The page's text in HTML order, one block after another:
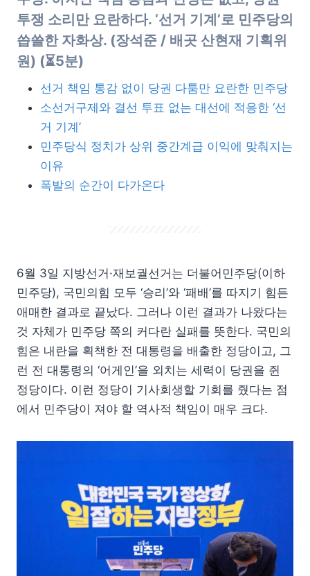
투쟁 소리만 요란하다. ‘선거 기계’로 민주당의
씁쓸한 자화상. (장석준 / 배곳 산현재 기획위
원) (⏳5분)
선거 책임 통감 없이 당권 다툼만 요란한 민주당
소선거구제와 결선 투표 없는 대선에 적응한 ‘선
거 기계’
민주당식 정치가 상위 중간계급 이익에 맞춰지는
이유
폭발의 순간이 다가온다
6월 3일 지방선거·재보궐선거는 더불어민주당(이하
민주당), 국민의힘 모두 ‘승리’와 ‘패배’를 따지기 힘든
애매한 결과로 끝났다. 그러나 이런 결과가 나왔다는
것 자체가 민주당 쪽의 커다란 실패를 뜻한다. 국민의
힘은 내란을 획책한 전 대통령을 배출한 정당이고, 그
런 전 대통령의 ‘어게인’을 외치는 세력이 당권을 쥔
정당이다. 이런 정당이 기사회생할 기회를 줬다는 점
에서 민주당이 져야 할 역사적 책임이 매우 크다.